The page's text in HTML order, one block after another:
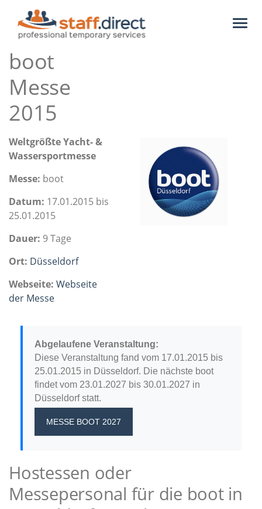
Toggle
boot
Messe
2015
Weltgrößte Yacht- &
Wassersportmesse
Messe: boot
Datum: 17.01.2015 bis
25.01.2015
Dauer: 9 Tage
Ort: Düsseldorf
Webseite: Webseite
der Messe
Abgelaufene Veranstaltung:
Diese Veranstaltung fand vom 17.01.2015 bis
25.01.2015 in Düsseldorf. Die nächste boot
findet vom 23.01.2027 bis 30.01.2027 in
Düsseldorf statt.
MESSE BOOT 2027
Hostessen oder
Messepersonal für die boot in